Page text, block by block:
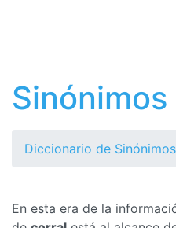
Diccionario de Sinónimos
En esta era de la